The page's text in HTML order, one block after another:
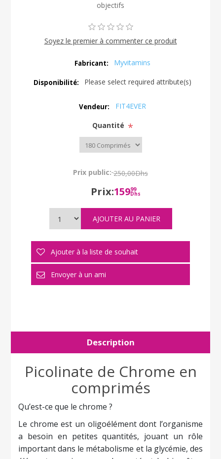
objectifs
Soyez le premier à commenter ce produit
Fabricant: Myvitamins
Disponibilité: Please select required attribute(s)
Vendeur: FIT4EVER
Quantité *
Prix public: 250,00Dhs
Prix:15999
Dhs
Description
Picolinate de Chrome en
comprimés
Qu’est-ce que le chrome ?
Le chrome est un oligoélément dont l’organisme
a besoin en petites quantités, jouant un rôle
important dans le métabolisme et la glycémie, des